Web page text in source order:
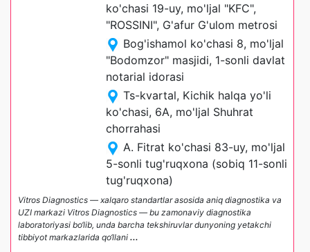
ko'chasi 19-uy, mo'ljal "KFC",
"ROSSINI", G'afur G'ulom metrosi
Bog'ishamol ko'chasi 8, mo'ljal
"Bodomzor" masjidi, 1-sonli davlat
notarial idorasi
Ts-kvartal, Kichik halqa yo'li
ko'chasi, 6A, mo'ljal Shuhrat
chorrahasi
A. Fitrat ko'chasi 83-uy, mo'ljal
5-sonli tug'ruqxona (sobiq 11-sonli
tug'ruqxona)
Vitros Diagnostics — xalqaro standartlar asosida aniq diagnostika va
UZI markazi Vitros Diagnostics — bu zamonaviy diagnostika
laboratoriyasi bo‘lib, unda barcha tekshiruvlar dunyoning yetakchi
tibbiyot markazlarida qo‘llani ...